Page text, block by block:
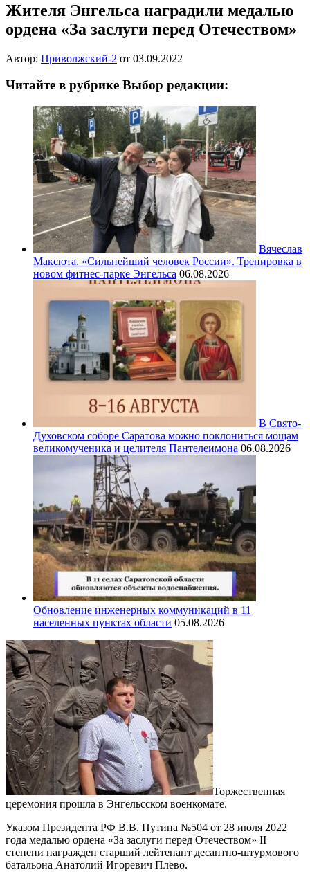
Жителя Энгельса наградили медалью
ордена «За заслуги перед Отечеством»
Автор: Приволжский-2 от 03.09.2022
Читайте в рубрике Выбор редакции:
Вячеслав
Максюта. «Сильнейший человек России». Тренировка в
новом фитнес-парке Энгельса 06.08.2026
В Свято-
Духовском соборе Саратова можно поклониться мощам
великомученика и целителя Пантелеимона 06.08.2026
Обновление инженерных коммуникаций в 11
населенных пунктах области 05.08.2026
Торжественная
церемония прошла в Энгельсском военкомате.
Указом Президента РФ В.В. Путина №504 от 28 июля 2022
года медалью ордена «За заслуги перед Отечеством» II
степени награжден старший лейтенант десантно-штурмового
батальона Анатолий Игоревич Плево.